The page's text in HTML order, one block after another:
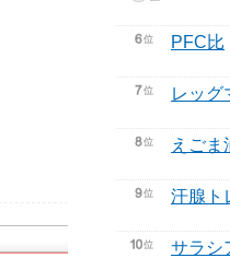
PFC比
レッグ
えごま
汗腺ト
サラシ